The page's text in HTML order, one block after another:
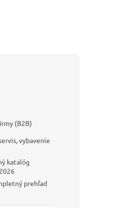
(B2B)
vybavenie
katalóg
prehľad